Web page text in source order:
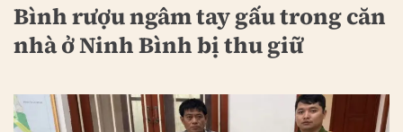
Bình rượu ngâm tay gấu trong căn
nhà ở Ninh Bình bị thu giữ